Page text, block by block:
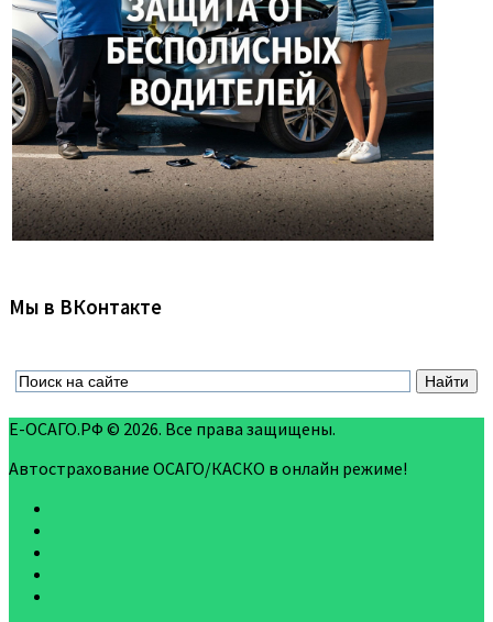
Мы в ВКонтакте
Е-ОСАГО.РФ © 2026. Все права защищены.
Автострахование ОСАГО/КАСКО в онлайн режиме!